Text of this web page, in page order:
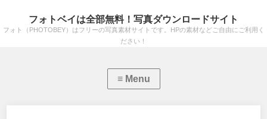
フォトベイは全部無料！写真ダウンロードサイト
フォト（PHOTOBEY）はフリーの写真素材サイトです。HPの素材などご自由にご利用く
ださい！